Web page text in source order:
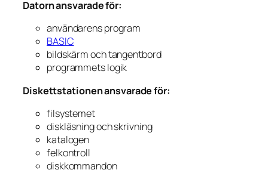
Datorn ansvarade för:
användarens program
BASIC
bildskärm och tangentbord
programmets logik
Diskettstationen ansvarade för:
filsystemet
diskläsning och skrivning
katalogen
felkontroll
diskkommandon